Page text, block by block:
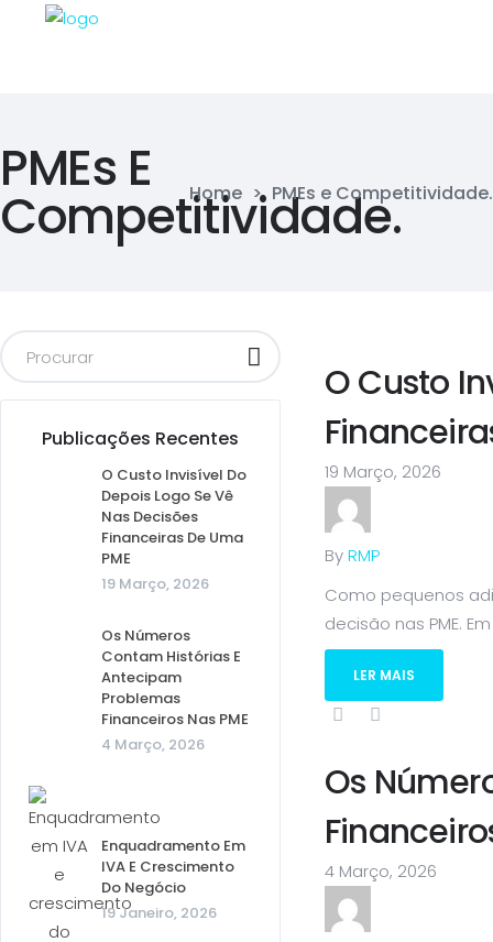
PMEs E
Competitividade.
Home > PMEs e Competitividade.
Publicações Recentes
O Custo Invisível Do
Depois Logo Se Vê
Nas Decisões
Financeiras De Uma
PME
19 Março, 2026
Os Números
Contam Histórias E
Antecipam
Problemas
Financeiros Nas PME
4 Março, 2026
Enquadramento Em
IVA E Crescimento
Do Negócio
19 Janeiro, 2026
O Custo
19 Março, 2026
ByRMP
Como pequenos
decisão nas PME.
LER MAIS
Os
4 Março, 2026